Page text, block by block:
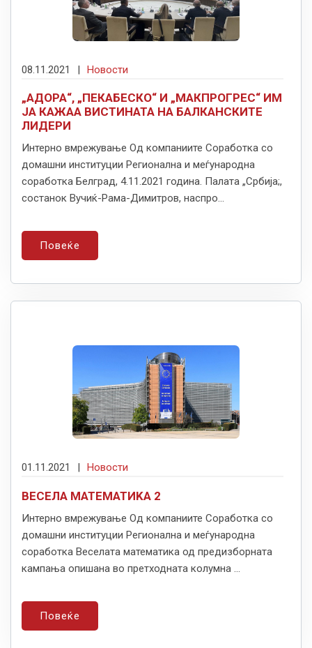
08.11.2021 Новости
„АДОРА“, „ПЕКАБЕСКО“ И „МАКПРОГРЕС“ ИМ
ЈА КАЖАА ВИСТИНАТА НА БАЛКАНСКИТЕ
ЛИДЕРИ
Интерно вмрежување Од компаниите Соработка со
домашни институции Регионална и меѓународна
соработка Белград, 4.11.2021 година. Палата „Србија;,
состанок Вучиќ-Рама-Димитров, наспро...
Повеќе
01.11.2021 Новости
ВЕСЕЛА МАТЕМАТИKА 2
Интерно вмрежување Од компаниите Соработка со
домашни институции Регионална и меѓународна
соработка Веселата математика од предизборната
кампања опишана во претходната колумна ...
Повеќе